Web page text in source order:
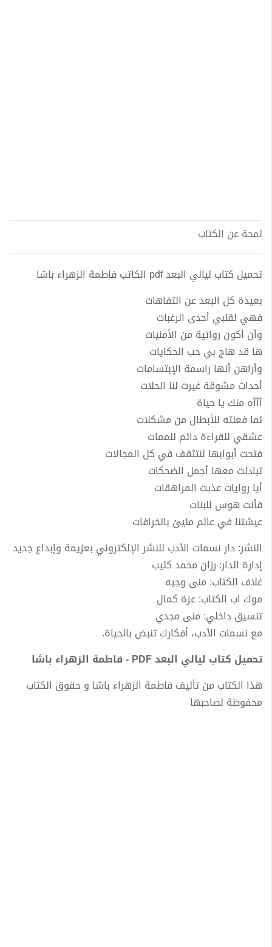
لمحة عن الكتاب
تحميل كتاب ليالي البعد pdf الكاتب فاطمة الزهراء باشا
بعيدة كل البعد عن التفاهات
فهي لقلبي أحدى الرغبات
وأن أكون روائية من الأمنيات
ها قد هاج بي حب الحكايات
وأراهن أنها راسمة الإبتسامات
أحداث مشوقة غيرت لنا الحلات
آآآه منك يا حياة
لما فعلته للأبطال من مشكلات
عشقي للقراءة دائم للممات
فتحت أبوابها لنتثقف في كل المجالات
تبادلت معها أجمل الضحكات
أيا روايات عذبت المراهقات
فأنت هوس للبنات
عيشتنا في عالم مليئ بالخرافات
النشر: دار نسمات الأدب للنشر الإلكتروني بعزيمة وإبداع جديد
إدارة الدار: رزان محمد كليب
غلاف الكتاب: منى وجيه
موك اب الكتاب: عزة كمال
تنسيق داخلي: منى مجدي
مع نسمات الأدب، أفكارك تنبض بالحياة.
تحميل كتاب ليالي البعد PDF - فاطمة الزهراء باشا
هذا الكتاب من تأليف فاطمة الزهراء باشا و حقوق الكتاب
محفوظة لصاحبها